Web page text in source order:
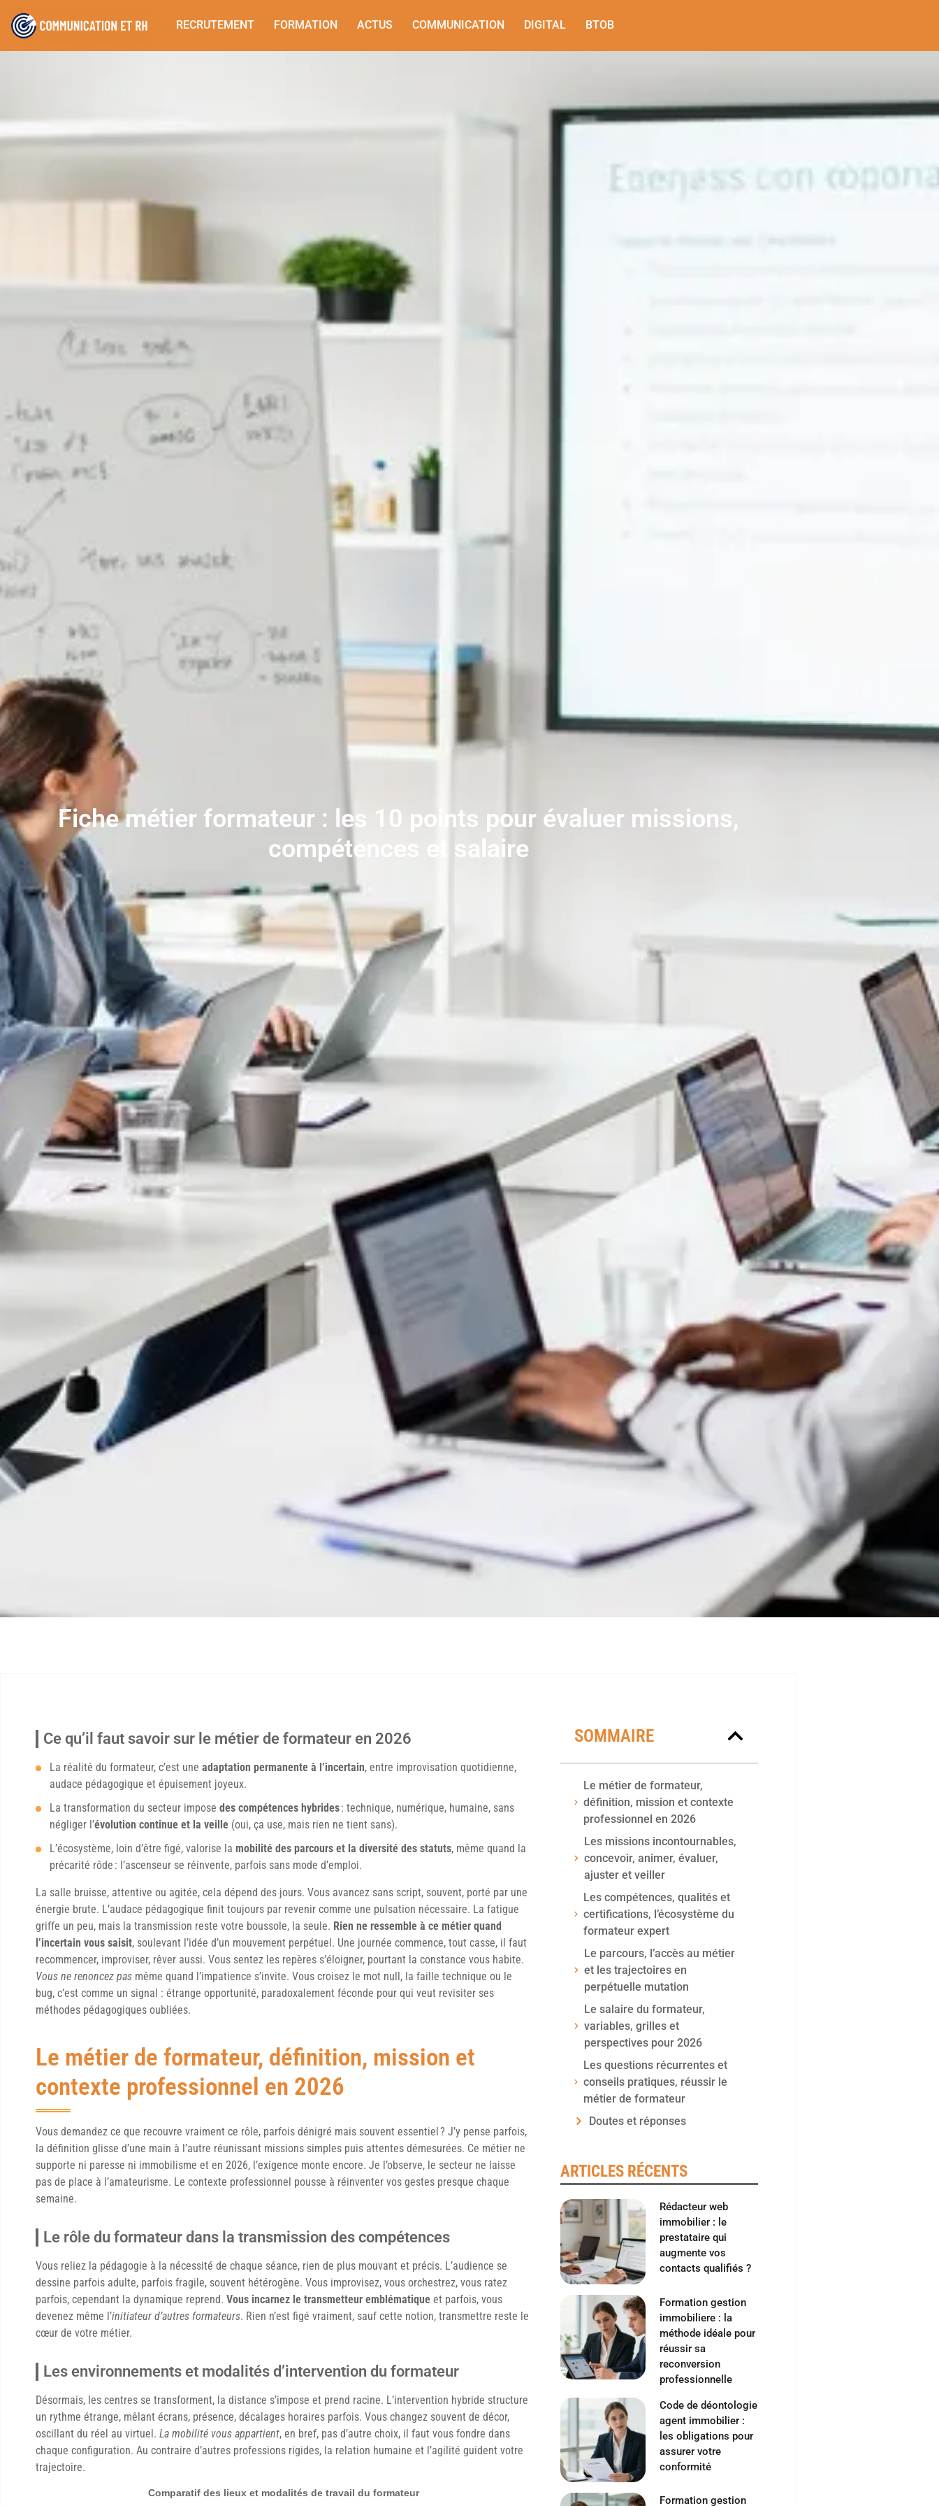
RECRUTEMENT FORMATION ACTUS COMMUNICATION DIGITAL BTOB
Fiche métier formateur : les 10 points pour évaluer missions,
compétences et salaire
Ce qu’il faut savoir sur le métier de formateur en 2026
La réalité du formateur, c’est une adaptation permanente à l’incertain, entre improvisation quotidienne,
audace pédagogique et épuisement joyeux.
La transformation du secteur impose des compétences hybrides: technique, numérique, humaine, sans
négliger l’évolution continue et la veille (oui, ça use, mais rien ne tient sans).
L’écosystème, loin d’être figé, valorise la mobilité des parcours et la diversité des statuts, même quand la
précarité rôde : l’ascenseur se réinvente, parfois sans mode d’emploi.
La salle bruisse, attentive ou agitée, cela dépend des jours. Vous avancez sans script, souvent, porté par une
énergie brute. L’audace pédagogique finit toujours par revenir comme une pulsation nécessaire. La fatigue
griffe un peu, mais la transmission reste votre boussole, la seule. Rien ne ressemble à ce métier quand
l’incertain vous saisit, soulevant l’idée d’un mouvement perpétuel. Une journée commence, tout casse, il faut
recommencer, improviser, rêver aussi. Vous sentez les repères s’éloigner, pourtant la constance vous habite.
Vous ne renoncez pas même quand l’impatience s’invite. Vous croisez le mot null, la faille technique ou le
bug, c’est comme un signal : étrange opportunité, paradoxalement féconde pour qui veut revisiter ses
méthodes pédagogiques oubliées.
Le métier de formateur, définition, mission et
contexte professionnel en 2026
Vous demandez ce que recouvre vraiment ce rôle, parfois dénigré mais souvent essentiel ? J’y pense parfois,
la définition glisse d’une main à l’autre réunissant missions simples puis attentes démesurées. Ce métier ne
supporte ni paresse ni immobilisme et en 2026, l’exigence monte encore. Je l’observe, le secteur ne laisse
pas de place à l’amateurisme. Le contexte professionnel pousse à réinventer vos gestes presque chaque
semaine.
Le rôle du formateur dans la transmission des compétences
Vous reliez la pédagogie à la nécessité de chaque séance, rien de plus mouvant et précis. L’audience se
dessine parfois adulte, parfois fragile, souvent hétérogène. Vous improvisez, vous orchestrez, vous ratez
parfois, cependant la dynamique reprend. Vous incarnez le transmetteur emblématique et parfois, vous
devenez même l’initiateur d’autres formateurs. Rien n’est figé vraiment, sauf cette notion, transmettre reste le
cœur de votre métier.
Les environnements et modalités d’intervention du formateur
Désormais, les centres se transforment, la distance s’impose et prend racine. L’intervention hybride structure
un rythme étrange, mêlant écrans, présence, décalages horaires parfois. Vous changez souvent de décor,
oscillant du réel au virtuel. La mobilité vous appartient, en bref, pas d’autre choix, il faut vous fondre dans
chaque configuration. Au contraire d’autres professions rigides, la relation humaine et l’agilité guident votre
trajectoire.
Comparatif des lieux et modalités de travail du formateur
SOMMAIRE
Le métier de formateur,
définition, mission et contexte
professionnel en 2026
Les missions incontournables,
concevoir, animer, évaluer,
ajuster et veiller
Les compétences, qualités et
certifications, l’écosystème du
formateur expert
Le parcours, l’accès au métier
et les trajectoires en
perpétuelle mutation
Le salaire du formateur,
variables, grilles et
perspectives pour 2026
Les questions récurrentes et
conseils pratiques, réussir le
métier de formateur
Doutes et réponses
ARTICLES RÉCENTS
Rédacteur web
immobilier : le
prestataire qui
augmente vos
contacts qualifiés ?
Formation gestion
immobiliere : la
méthode idéale pour
réussir sa
reconversion
professionnelle
Code de déontologie
agent immobilier :
les obligations pour
assurer votre
conformité
Formation gestion